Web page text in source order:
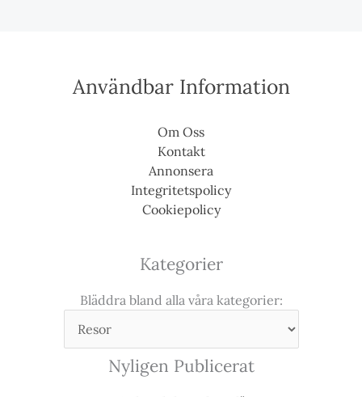
Användbar Information
Om Oss
Kontakt
Annonsera
Integritetspolicy
Cookiepolicy
Kategorier
Bläddra bland alla våra kategorier:
Nyligen Publicerat